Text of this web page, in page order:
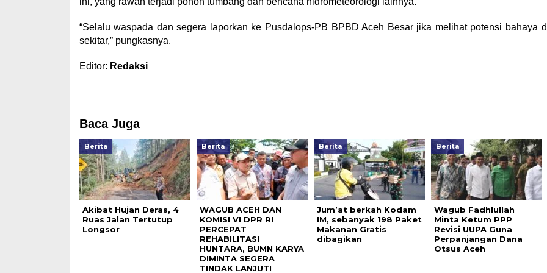
“Selalu waspada dan segera laporkan ke Pusdalops-PB BPBD Aceh Besar jika melihat potensi bahaya
sekitar,” pungkasnya.
Editor: Redaksi
Baca Juga
Berita
Akibat Hujan Deras, 4
Ruas Jalan Tertutup
Longsor
Berita
WAGUB ACEH DAN
KOMISI VI DPR RI
PERCEPAT
REHABILITASI
HUNTARA, BUMN KARYA
DIMINTA SEGERA
TINDAK LANJUTI
Berita
Jum’at berkah Kodam
IM, sebanyak 198 Paket
Makanan Gratis
dibagikan
Berita
Wagub Fadhlullah
Minta Ketum PPP
Revisi UUPA Guna
Perpanjangan Dana
Otsus Aceh